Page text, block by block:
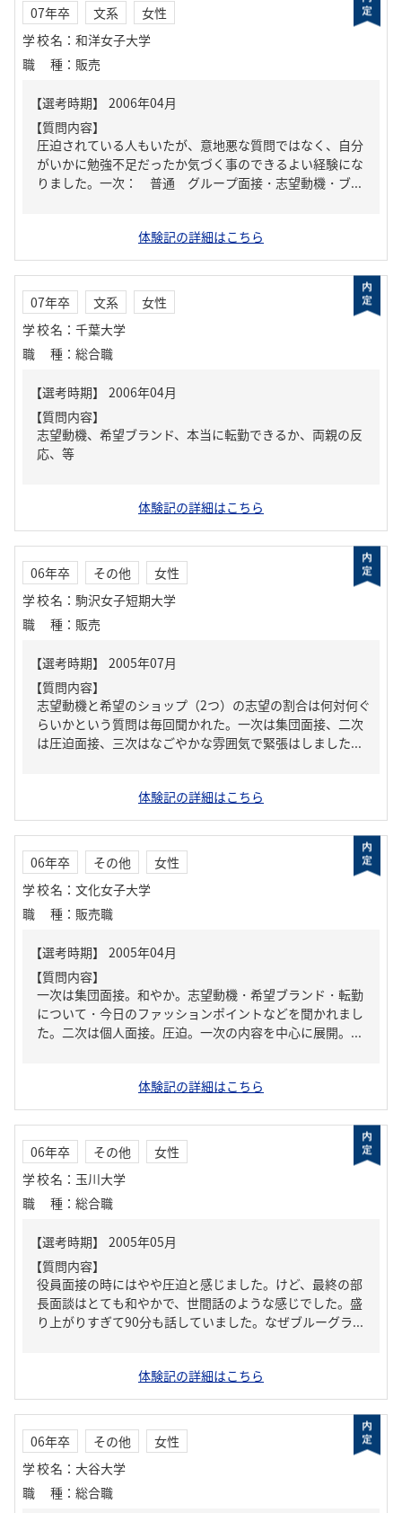
07年卒 文系
女性
学校名 ： 和洋女子大学
職種 ： 販売
【質問内容】
圧迫されている人もいたが、意地悪な質問ではなく、自分
がいかに勉強不足だったか気づく事のできるよい経験にな
りました。一次： 普通 グループ面接・志望動機・ブ...
体験記の詳細はこちら
07年卒 文系
女性
学校名 ： 千葉大学
職種 ： 総合職
【質問内容】
志望動機、希望ブランド、本当に転勤できるか、両親の反
応、等
体験記の詳細はこちら
06年卒 その他
女性
学校名 ： 駒沢女子短期大学
職種 ： 販売
【質問内容】
志望動機と希望のショップ（2つ）の志望の割合は何対何ぐ
らいかという質問は毎回聞かれた。一次は集団面接、二次
は圧迫面接、三次はなごやかな雰囲気で緊張はしました...
体験記の詳細はこちら
06年卒 その他
女性
学校名 ： 文化女子大学
職種 ： 販売職
【質問内容】
一次は集団面接。和やか。志望動機・希望ブランド・転勤
について・今日のファッションポイントなどを聞かれまし
た。二次は個人面接。圧迫。一次の内容を中心に展開。...
体験記の詳細はこちら
06年卒 その他
女性
学校名 ： 玉川大学
職種 ： 総合職
【質問内容】
役員面接の時にはやや圧迫と感じました。けど、最終の部
長面談はとても和やかで、世間話のような感じでした。盛
り上がりすぎて90分も話していました。なぜブルーグラ...
体験記の詳細はこちら
06年卒 その他
女性
学校名 ： 大谷大学
職種 ： 総合職